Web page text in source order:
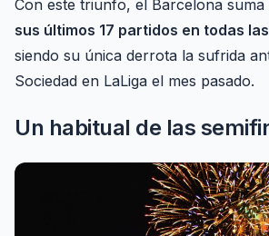
Con este triunfo, el Barcelona suma
sus últimos 17 partidos en todas
siendo su única derrota la sufrida
Sociedad en LaLiga el mes pasado.
Un habitual de las